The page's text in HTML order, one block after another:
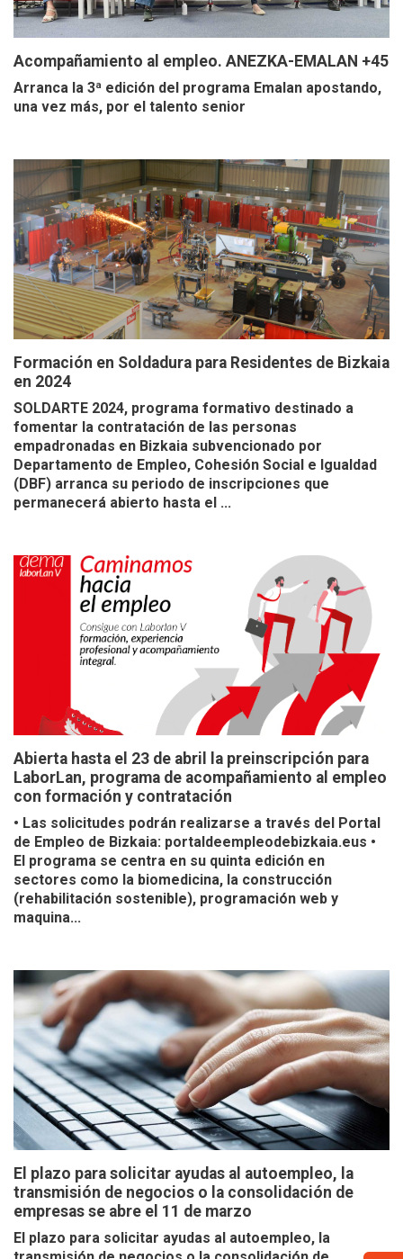
Acompañamiento al empleo. ANEZKA-EMALAN +45
Arranca la 3ª edición del programa Emalan apostando,
una vez más, por el talento senior
Formación en Soldadura para Residentes de Bizkaia
en 2024
SOLDARTE 2024, programa formativo destinado a
fomentar la contratación de las personas
empadronadas en Bizkaia subvencionado por
Departamento de Empleo, Cohesión Social e Igualdad
(DBF) arranca su periodo de inscripciones que
permanecerá abierto hasta el ...
Abierta hasta el 23 de abril la preinscripción para
LaborLan, programa de acompañamiento al empleo
con formación y contratación
• Las solicitudes podrán realizarse a través del Portal
de Empleo de Bizkaia: portaldeempleodebizkaia.eus •
El programa se centra en su quinta edición en
sectores como la biomedicina, la construcción
(rehabilitación sostenible), programación web y
maquina...
El plazo para solicitar ayudas al autoempleo, la
transmisión de negocios o la consolidación de
empresas se abre el 11 de marzo
El plazo para solicitar ayudas al autoempleo, la